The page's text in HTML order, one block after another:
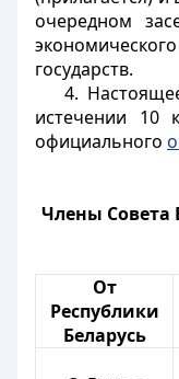
очередном
государств.
4.
истечении 10
официального
Члены Совета
От
Республики
Беларусь